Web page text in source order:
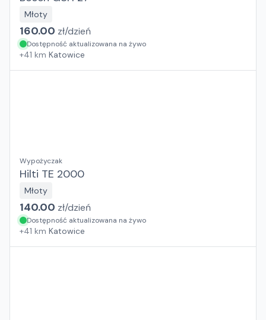
Młoty
160.00 zł/dzień
Dostępność aktualizowana na żywo
+41 km Katowice
Wypożyczak
Hilti TE 2000
Młoty
140.00 zł/dzień
Dostępność aktualizowana na żywo
+41 km Katowice